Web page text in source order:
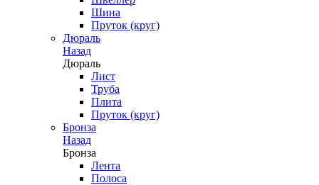
Шина
Пруток (круг)
Дюраль
Назад
Дюраль
Лист
Труба
Плита
Пруток (круг)
Бронза
Назад
Бронза
Лента
Полоса